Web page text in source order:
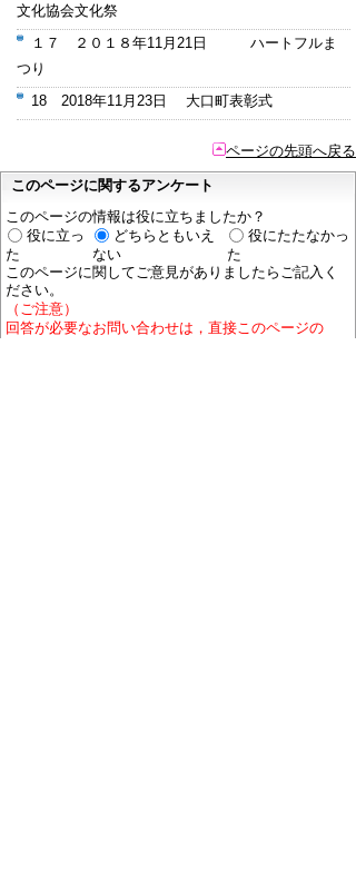
文化協会文化祭
１７ ２０１８年11月21日 ハートフルま
つり
18 2018年11月23日 大口町表彰式
ページの先頭へ戻る
このページに関するアンケート
このページの情報は役に立ちましたか？
役に立っ
た
どちらともいえ
ない
役にたたなかっ
た
このページに関してご意見がありましたらご記入く
ださい。
（ご注意）
回答が必要なお問い合わせは，直接このページの